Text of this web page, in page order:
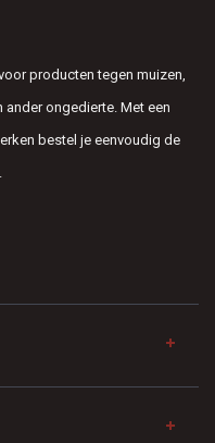
producten tegen muizen,
ander ongedierte. Met een
bestel je eenvoudig de